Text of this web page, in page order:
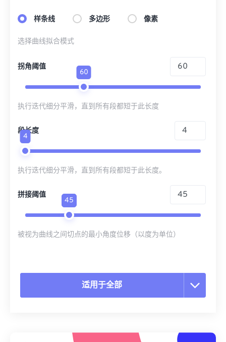
样条线 多边形 像素
选择曲线拟合模式
拐角阈值
60
执行迭代细分平滑，直到所有段都短于此长度
段长度
4
执行迭代细分平滑，直到所有段都短于此长度。
拼接阈值
45
被视为曲线之间切点的最小角度位移（以度为单位）
适用于全部
从预设应用